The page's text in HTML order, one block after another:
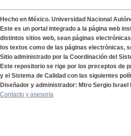
Hecho en México. Universidad Nacional
Este es un portal integrado a la página web
distintos sitios web, sean páginas
los textos como de las páginas electrónicas,
Sitio administrado por la Coordinación del
Este repositorio se rige por los preceptos de
y el Sistema de Calidad con las siguientes
Diseñador y administrador: Mtro Sergio Israel
Contacto y asesoría